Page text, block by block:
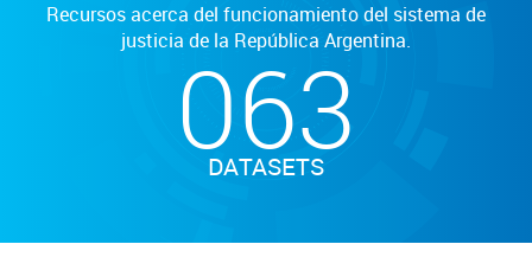
Recursos acerca del funcionamiento del sistema de
justicia de la República Argentina.
063
DATASETS